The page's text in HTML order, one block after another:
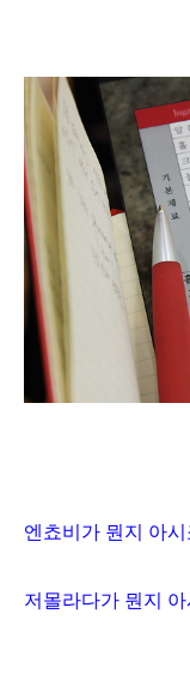
엔쵸비가 뭔지 아시
저몰라다가 뭔지 아